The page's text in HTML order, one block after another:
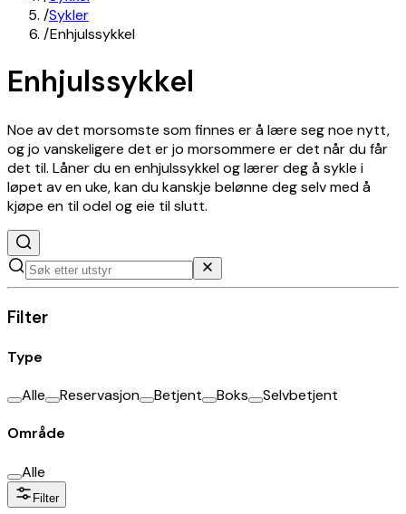
/Sykler
/Enhjulssykkel
Enhjulssykkel
Noe av det morsomste som finnes er å lære seg noe nytt,
og jo vanskeligere det er jo morsommere er det når du får
det til. Låner du en enhjulssykkel og lærer deg å sykle i
løpet av en uke, kan du kanskje belønne deg selv med å
kjøpe en til odel og eie til slutt.
Filter
Type
Alle Reservasjon Betjent Boks Selvbetjent
Område
Alle
Filter